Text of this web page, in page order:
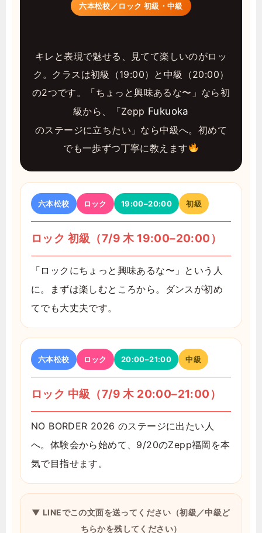
六本松校／ロック 初級・中級
キレと表現で魅せる、見てて楽しいのがロッ
ク。クラスは初級（19:00）と中級（20:00）
の2つです。「ちょっと興味あるな〜」なら初
級から、「Zepp Fukuoka
のステージに立ちたい」なら中級へ。初めて
でも一歩ずつ丁寧に教えます
六本松校 ロック 19:00–20:00 初級
ロック 初級（7/9 木 19:00–20:00）
「ロックにちょっと興味あるな〜」という人
に。まずは楽しむところから。ダンスが初め
てでも大丈夫です。
六本松校 ロック 20:00–21:00 中級
ロック 中級（7/9 木 20:00–21:00）
NO BORDER 2026 のステージに出たい人
へ。体験会から始めて、9/20のZepp福岡を本
気で目指せます。
▼ LINEでこの文面を送ってください（初級／中級ど
ちらかを残してください）